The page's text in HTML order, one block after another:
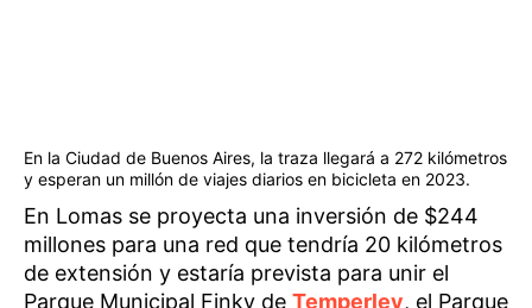
En la Ciudad de Buenos Aires, la traza llegará a 272 kilómetros
y esperan un millón de viajes diarios en bicicleta en 2023.
En Lomas se proyecta una inversión de $244
millones para una red que tendría 20 kilómetros
de extensión y estaría prevista para unir el
Parque Municipal Finky de Temperley, el Parque